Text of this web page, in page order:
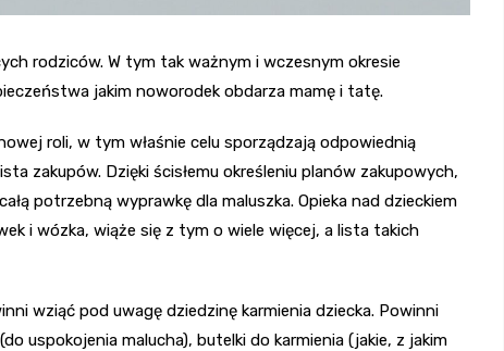
rodziców. W tym tak ważnym i wczesnym okresie
jakim noworodek obdarza mamę i tatę.
roli, w tym właśnie celu sporządzają odpowiednią
zakupów. Dzięki ścisłemu określeniu planów zakupowych,
potrzebną wyprawkę dla maluszka. Opieka nad dzieckiem
i wózka, wiąże się z tym o wiele więcej, a lista takich
wziąć pod uwagę dziedzinę karmienia dziecka. Powinni
uspokojenia malucha), butelki do karmienia (jakie, z jakim